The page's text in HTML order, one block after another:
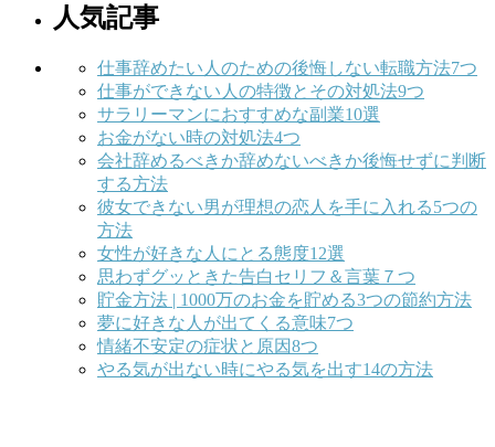
人気記事
仕事辞めたい人のための後悔しない転職方法7つ
仕事ができない人の特徴とその対処法9つ
サラリーマンにおすすめな副業10選
お金がない時の対処法4つ
会社辞めるべきか辞めないべきか後悔せずに判断
する方法
彼女できない男が理想の恋人を手に入れる5つの
方法
女性が好きな人にとる態度12選
思わずグッときた告白セリフ＆言葉７つ
貯金方法 | 1000万のお金を貯める3つの節約方法
夢に好きな人が出てくる意味7つ
情緒不安定の症状と原因8つ
やる気が出ない時にやる気を出す14の方法